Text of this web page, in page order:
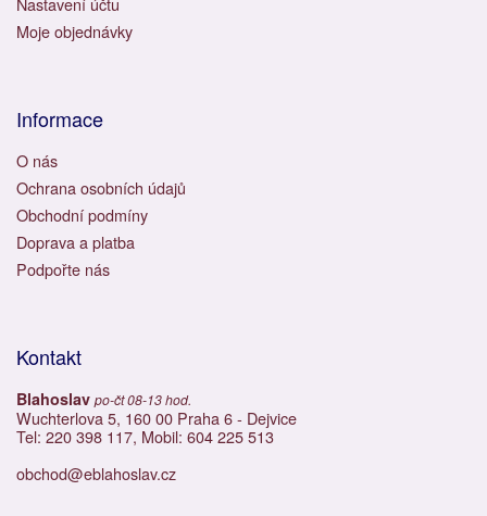
Moje objednávky
Informace
O nás
Ochrana osobních údajů
Obchodní podmíny
Doprava a platba
Podpořte nás
Kontakt
Blahoslav po-čt 08-13 hod.
Wuchterlova 5, 160 00 Praha 6 - Dejvice
Tel: 220 398 117, Mobil: 604 225 513
obchod@eblahoslav.cz